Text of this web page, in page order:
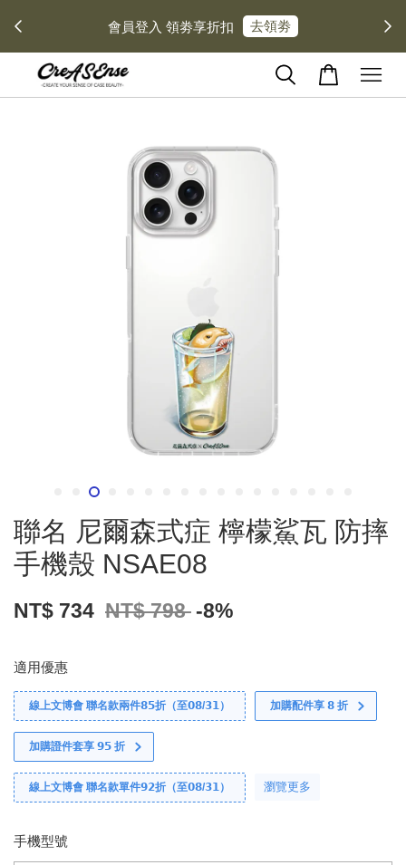
會員登入 領劵享折扣 去領劵
聯名 尼爾森式症 檸檬鯊瓦 防摔
手機殼 NSAE08
NT$ 734 NT$ 798 -8%
適用優惠
線上文博會 聯名款兩件𝟴𝟱折（至𝟬𝟴/𝟯𝟭） 加購配件享 𝟴 折
加購證件套享 𝟵𝟱 折
線上文博會 聯名款單件𝟵𝟮折（至𝟬𝟴/𝟯𝟭） 瀏覽更多
手機型號